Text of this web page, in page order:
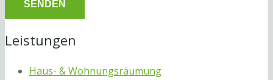
Leistungen
Haus- & Wohnungsräumung